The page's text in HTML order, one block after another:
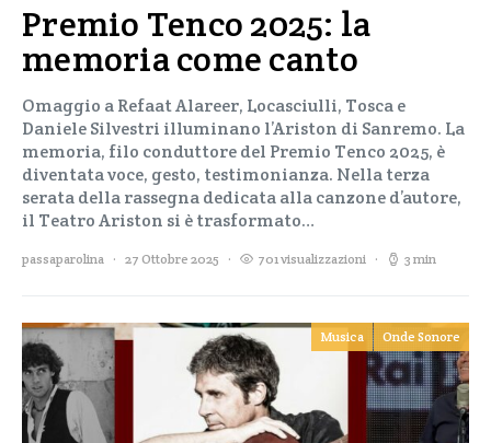
Premio Tenco 2025: la
memoria come canto
Omaggio a Refaat Alareer, Locasciulli, Tosca e
Daniele Silvestri illuminano l’Ariston di Sanremo. La
memoria, filo conduttore del Premio Tenco 2025, è
diventata voce, gesto, testimonianza. Nella terza
serata della rassegna dedicata alla canzone d’autore,
il Teatro Ariston si è trasformato…
passaparolina 27 Ottobre 2025 701 visualizzazioni 3 min
Musica Onde Sonore